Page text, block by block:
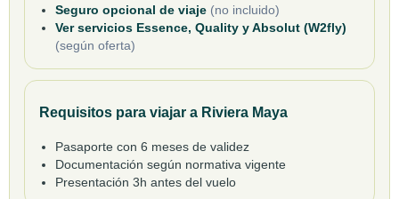
Seguro opcional de viaje (no incluido)
Ver servicios Essence, Quality y Absolut (W2fly)
(según oferta)
Requisitos para viajar a Riviera Maya
Pasaporte con 6 meses de validez
Documentación según normativa vigente
Presentación 3h antes del vuelo